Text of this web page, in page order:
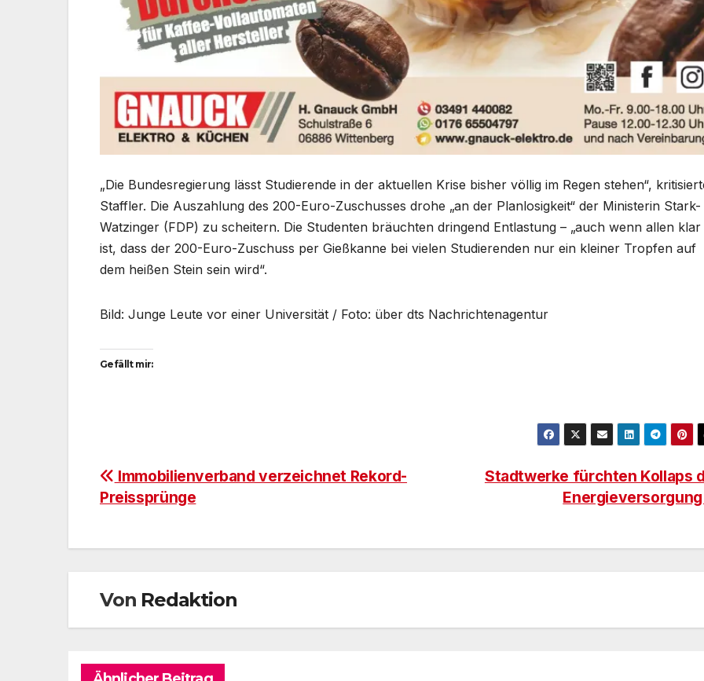
„Die Bundesregierung lässt Studierende in der aktuellen Krise bisher völlig im Regen stehen“,
Staffler. Die Auszahlung des 200-Euro-Zuschusses drohe „an der Planlosigkeit“ der Ministerin Stark-
Watzinger (FDP) zu scheitern. Die Studenten bräuchten dringend Entlastung – „auch wenn allen klar
ist, dass der 200-Euro-Zuschuss per Gießkanne bei vielen Studierenden nur ein kleiner Tropfen auf
dem heißen Stein sein wird“.
Bild: Junge Leute vor einer Universität / Foto: über dts Nachrichtenagentur
Gefällt mir:
Beitragsnavigation
Stadtwerke fürchten Kollaps
Immobilienverband verzeichnet Rekord-
Preissprünge
Von Redaktion